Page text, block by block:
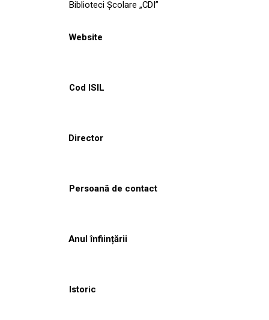
Biblioteci Școlare „CDI”
Website
Cod ISIL
Director
Persoană de contact
Anul înființării
Istoric